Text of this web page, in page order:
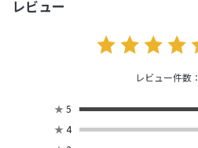
レビュー
レビュー件数：
★ 5
★ 4